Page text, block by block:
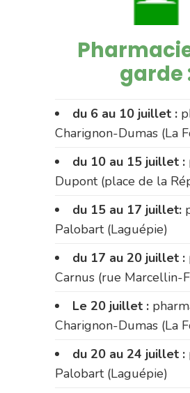
garde
du 6 au 10 juillet :
Charignon-Dumas (La
du 10 au 15 juillet :
Dupont (place de la
du 15 au 17 juillet:
Palobart (Laguépie)
du 17 au 20 juillet :
Carnus (rue Marcellin-
Le 20 juillet :
Charignon-Dumas (La
du 20 au 24 juillet :
Palobart (Laguépie)